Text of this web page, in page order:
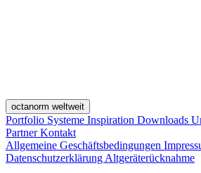
octanorm weltweit
Portfolio Systeme Inspiration Downloads
PartnerKontakt
Allgemeine Geschäftsbedingungen
Datenschutzerklärung Altgeräterücknahme